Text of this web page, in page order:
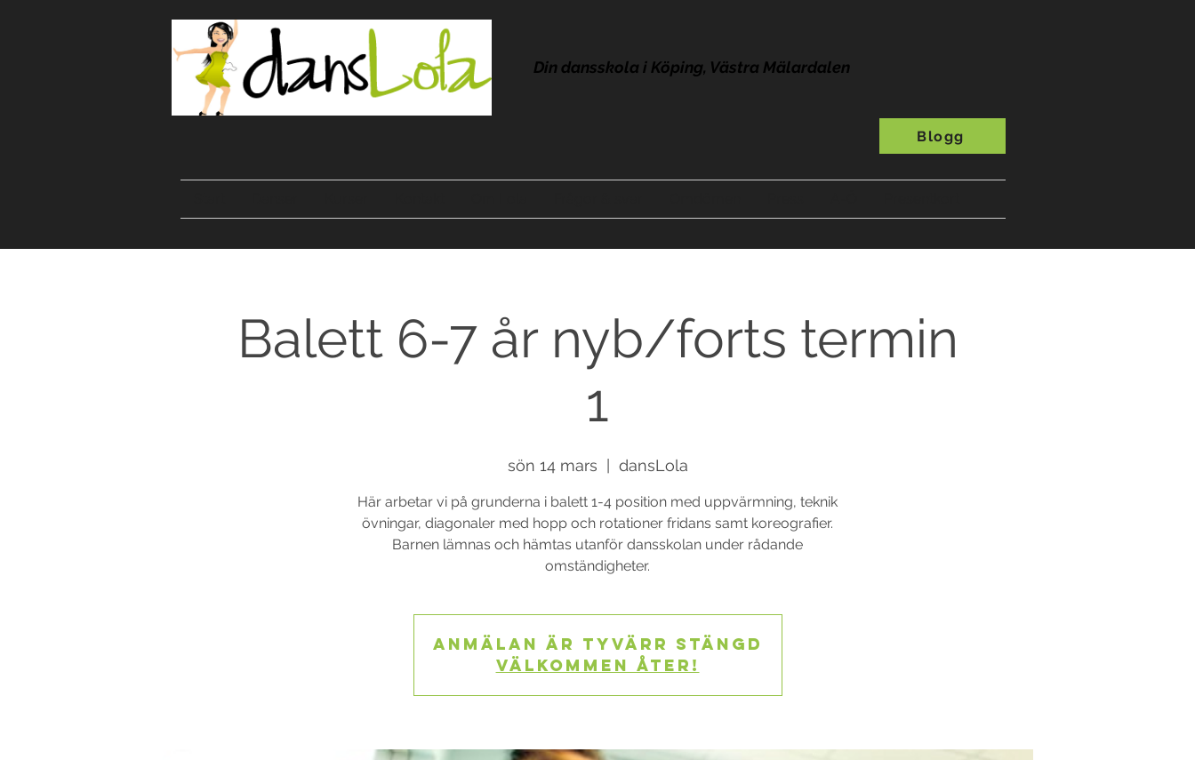
Din dansskola i Köping, Västra Mälardalen
Blogg
Balett 6-7 år nyb/forts termin
1
sön 14 mars dansLola
Här arbetar vi på grunderna i balett 1-4 position med uppvärmning, teknik
övningar, diagonaler med hopp och rotationer fridans samt koreografier.
Barnen lämnas och hämtas utanför dansskolan under rådande
omständigheter.
Anmälan är tyvärr stängd
Välkommen åter!